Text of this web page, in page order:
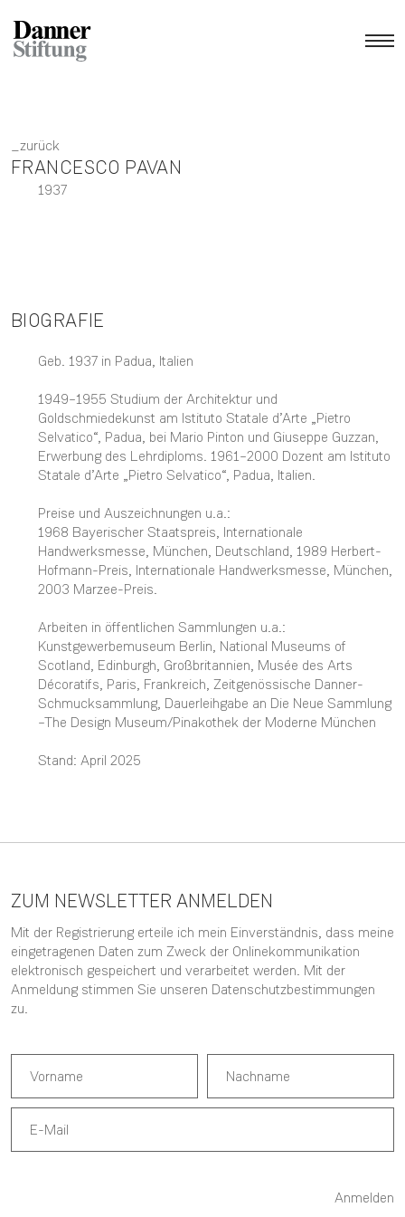
zurück
FRANCESCO PAVAN
1937
BIOGRAFIE
Geb. 1937 in Padua, Italien
1949–1955 Studium der Architektur und
Goldschmiedekunst am Istituto Statale d’Arte „Pietro
Selvatico“, Padua, bei Mario Pinton und Giuseppe Guzzan,
Erwerbung des Lehrdiploms. 1961–2000 Dozent am Istituto
Statale d’Arte „Pietro Selvatico“, Padua, Italien.
Preise und Auszeichnungen u.a.:
1968 Bayerischer Staatspreis, Internationale
Handwerksmesse, München, Deutschland, 1989 Herbert-
Hofmann-Preis, Internationale Handwerksmesse, München,
2003 Marzee-Preis.
Arbeiten in öffentlichen Sammlungen u.a.:
Kunstgewerbemuseum Berlin, National Museums of
Scotland, Edinburgh, Großbritannien, Musée des Arts
Décoratifs, Paris, Frankreich, Zeitgenössische Danner-
Schmucksammlung, Dauerleihgabe an Die Neue Sammlung
–The Design Museum/Pinakothek der Moderne München
Stand: April 2025
ZUM NEWSLETTER ANMELDEN
Mit der Registrierung erteile ich mein Einverständnis, dass meine
eingetragenen Daten zum Zweck der Onlinekommunikation
elektronisch gespeichert und verarbeitet werden. Mit der
Anmeldung stimmen Sie unseren Datenschutzbestimmungen
zu.
Anmelden